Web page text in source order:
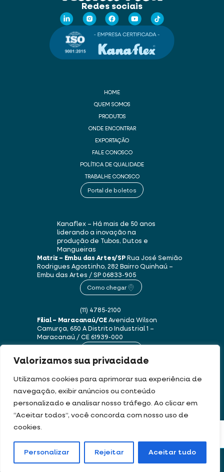
Valorizamos sua privacidade
Utilizamos cookies para aprimorar sua experiência de
navegação, exibir anúncios ou conteúdo
personalizado e analisar nosso tráfego. Ao clicar em
“Aceitar todos”, você concorda com nosso uso de
cookies.
Personalizar Rejeitar Aceitar tudo
Portal de boletos
Redes sociais
HOME
QUEM SOMOS
PRODUTOS
ONDE ENCONTRAR
EXPORTAÇÃO
FALE CONOSCO
POLÍTICA DE QUALIDADE
TRABALHE CONOSCO
Portal de boletos
Kanaflex – Há mais de 50 anos
liderando a inovação na
produção de Tubos, Dutos e
Mangueiras
Matriz – Embu das Artes/SPRua José Semião
Rodrigues Agostinho, 282 Bairro Quinhaú –
Embu das Artes / SP06833-905
Como chegar
(11) 4785-2100
Filial – Maracanaú/CEAvenida Wilson
Camurça, 650 ADistrito Industrial 1 –
Maracanaú / CE61939-000
Este site usa cookies e dados pessoais de acordo com os nossosTermos de Uso e